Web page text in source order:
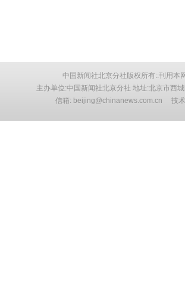
中国新闻社北京分社版权所有::刊用本
主办单位:中国新闻社北京分社 地址:北京市西
信箱: beijing@chinanews.com.cn 技术